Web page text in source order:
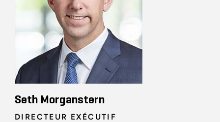
Seth Morganstern
DIRECTEUR EXÉCUTIF